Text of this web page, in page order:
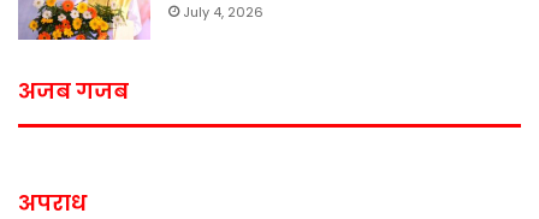
July 4, 2026
अजब गजब
अपराध